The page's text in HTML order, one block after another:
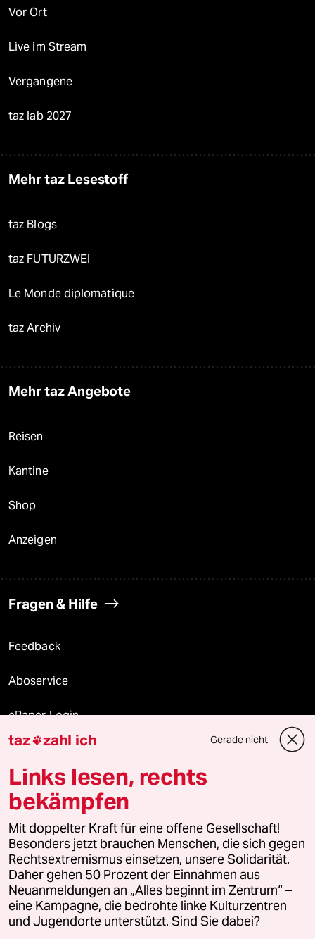
Vor Ort
Live im Stream
Vergangene
taz lab 2027
Mehr taz Lesestoff
taz Blogs
taz FUTURZWEI
Le Monde diplomatique
taz Archiv
Mehr taz Angebote
Reisen
Kantine
Shop
Anzeigen
Fragen & Hilfe
Feedback
Aboservice
ePaper Login
Downloads für Abonnierende
© 2026 taz Verlags und Vertriebs GmbH
Alle Rechte vorbehalten. Bei rechtlichen Fragen oder für Genehmigungen
wenden Sie sich bitte an
lizenzen@taz.de
Feedback Redaktionsstatut Kommune-Richtlinien
Leitlinie Informant Datenschutz Impressum AGB
taz zahl ich Gerade nicht
Links lesen, rechts
bekämpfen
Mit doppelter Kraft für eine offene Gesellschaft!
Besonders jetzt brauchen Menschen, die sich gegen
Rechtsextremismus einsetzen, unsere Solidarität.
Daher gehen 50 Prozent der Einnahmen aus
Neuanmeldungen an „Alles beginnt im Zentrum“ –
eine Kampagne, die bedrohte linke Kulturzentren
und Jugendorte unterstützt. Sind Sie dabei?